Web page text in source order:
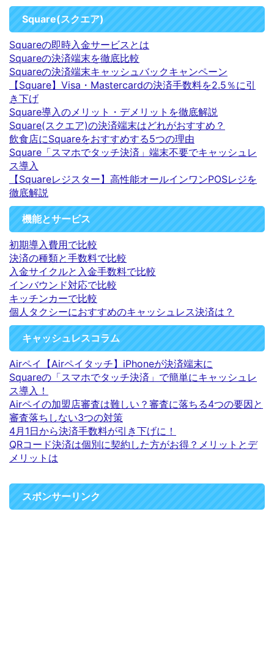
Square(スクエア)
Squareの即時入金サービスとは
Squareの決済端末を徹底比較
Squareの決済端末キャッシュバックキャンペーン
【Square】Visa・Mastercardの決済手数料を2.5％に引
き下げ
Square導入のメリット・デメリットを徹底解説
Square(スクエア)の決済端末はどれがおすすめ？
飲食店にSquareをおすすめする5つの理由
Square「スマホでタッチ決済」端末不要でキャッシュレ
ス導入
【Squareレジスター】高性能オールインワンPOSレジを
徹底解説
機能とサービス
初期導入費用で比較
決済の種類と手数料で比較
入金サイクルと入金手数料で比較
インバウンド対応で比較
キッチンカーで比較
個人タクシーにおすすめのキャッシュレス決済は？
キャッシュレスコラム
Airペイ【Airペイタッチ】iPhoneが決済端末に
Squareの「スマホでタッチ決済」で簡単にキャッシュレ
ス導入！
Airペイの加盟店審査は難しい？審査に落ちる4つの要因と
審査落ちしない3つの対策
4月1日から決済手数料が引き下げに！
QRコード決済は個別に契約した方がお得？メリットとデ
メリットは
スポンサーリンク